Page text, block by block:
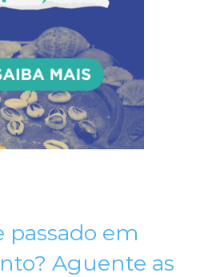
passado em
Aguente as